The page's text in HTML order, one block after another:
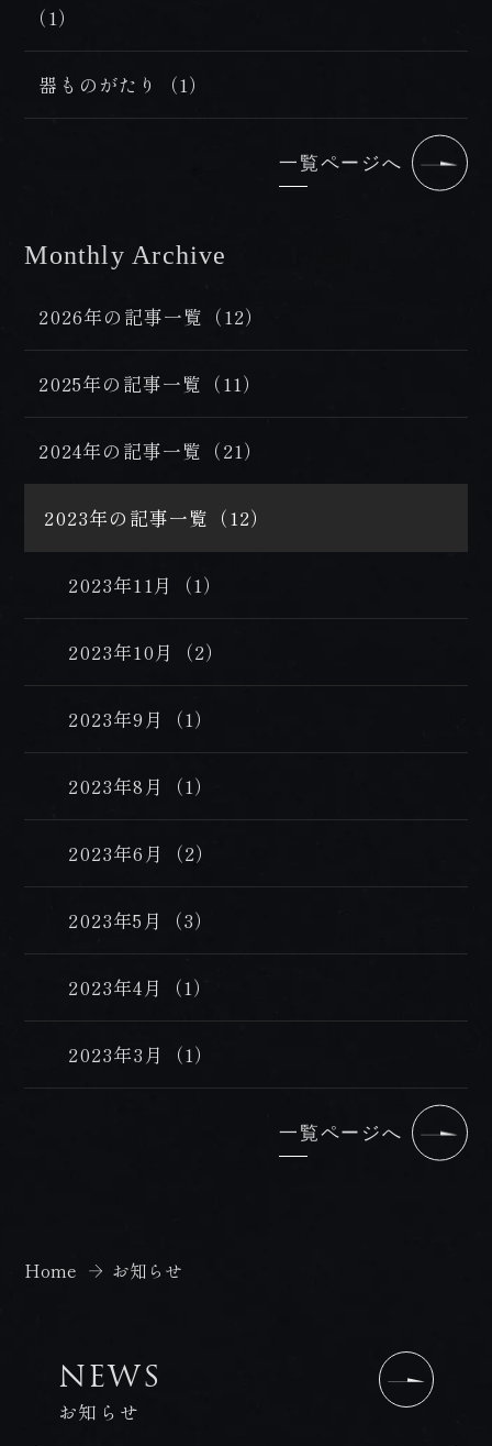
お知らせ
（1）
器ものがたり（1）
一覧ページへ
Monthly Archive
2026年の記事一覧（12）
2025年の記事一覧（11）
2024年の記事一覧（21）
2023年の記事一覧（12）
2023年11月（1）
2023年10月（2）
2023年9月（1）
2023年8月（1）
2023年6月（2）
2023年5月（3）
2023年4月（1）
2023年3月（1）
一覧ページへ
Home お知らせ
NEWS
お知らせ